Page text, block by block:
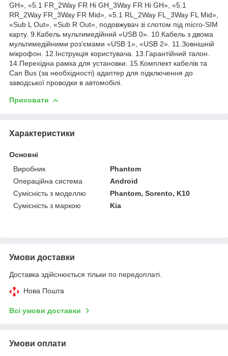
GH», «5.1 FR_2Way FR Hi GH_3Way FR Hi GH», «5.1
RR_2Way FR_3Way FR Mid», «5.1 RL_2Way FL_3Way FL Mid»,
«Sub L Out», «Sub R Out», подовжувач зі слотом під micro-SIM
карту. 9.Кабель мультимедійний «USB 0». 10.Кабель з двома
мультимедійними роз’ємами «USB 1», «USB 2». 11.Зовнішній
мікрофон. 12.Інструкція користувача. 13.Гарантійний талон.
14.Перехідна рамка для установки. 15.Комплект кабелів та
Can Bus (за необхідності) адаптер для підключення до
заводської проводки в автомобілі.
Приховати
Характеристики
Основні
Виробник
Phantom
Операційна система
Android
Сумісність з моделлю
Phantom, Sorento, K10
Сумісність з маркою
Kia
Умови доставки
Доставка здійснюється тільки по передоплаті.
Нова Пошта
Всі умови доставки
Умови оплати